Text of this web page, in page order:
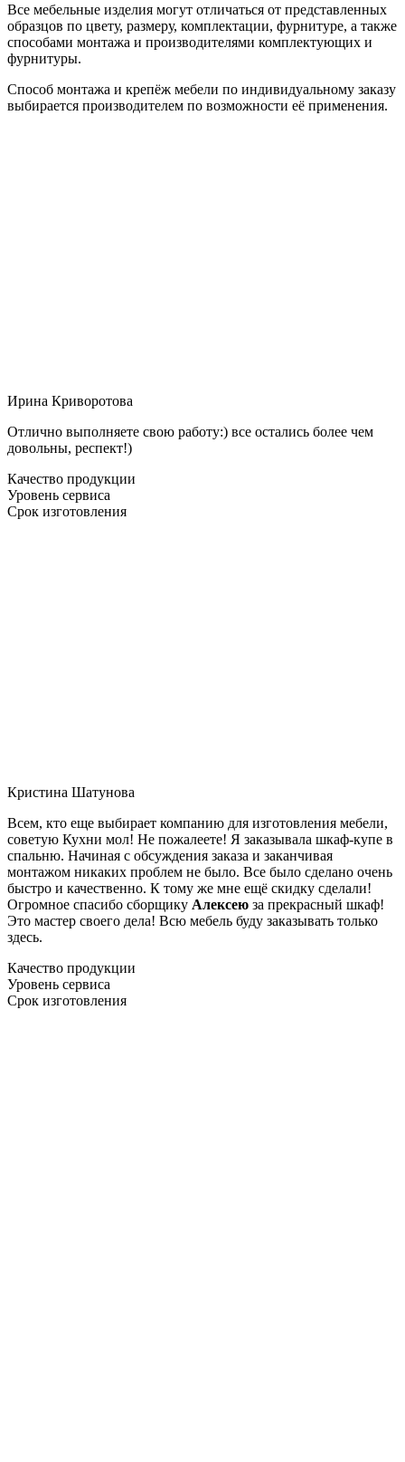
Все мебельные изделия могут отличаться от представленных
образцов по цвету, размеру, комплектации, фурнитуре, а также
способами монтажа и производителями комплектующих и
фурнитуры.
Способ монтажа и крепёж мебели по индивидуальному заказу
выбирается производителем по возможности её применения.
Ирина Криворотова
Отлично выполняете свою работу:) все остались более чем
довольны, респект!)
Качество продукции
Уровень сервиса
Срок изготовления
Кристина Шатунова
Всем, кто еще выбирает компанию для изготовления мебели,
советую Кухни мол! Не пожалеете! Я заказывала шкаф-купе в
спальню. Начиная с обсуждения заказа и заканчивая
монтажом никаких проблем не было. Все было сделано очень
быстро и качественно. К тому же мне ещё скидку сделали!
Огромное спасибо сборщику Алексею за прекрасный шкаф!
Это мастер своего дела! Всю мебель буду заказывать только
здесь.
Качество продукции
Уровень сервиса
Срок изготовления